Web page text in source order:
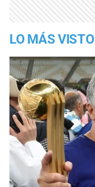
LO MÁS VISTO